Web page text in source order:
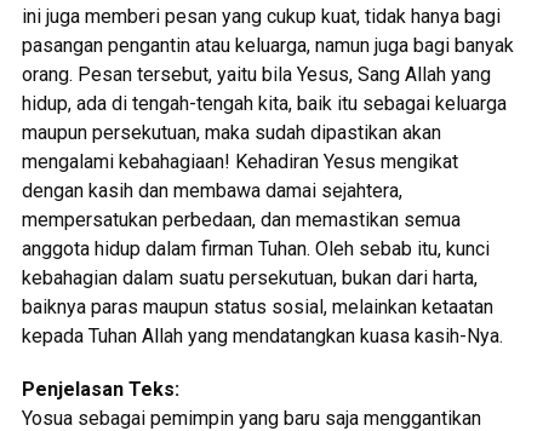
ini juga memberi pesan yang cukup kuat, tidak hanya bagi
pasangan pengantin atau keluarga, namun juga bagi banyak
orang. Pesan tersebut, yaitu bila Yesus, Sang Allah yang
hidup, ada di tengah-tengah kita, baik itu sebagai keluarga
maupun persekutuan, maka sudah dipastikan akan
mengalami kebahagiaan! Kehadiran Yesus mengikat
dengan kasih dan membawa damai sejahtera,
mempersatukan perbedaan, dan memastikan semua
anggota hidup dalam firman Tuhan. Oleh sebab itu, kunci
kebahagian dalam suatu persekutuan, bukan dari harta,
baiknya paras maupun status sosial, melainkan ketaatan
kepada Tuhan Allah yang mendatangkan kuasa kasih-Nya.
Penjelasan Teks:
Yosua sebagai pemimpin yang baru saja menggantikan